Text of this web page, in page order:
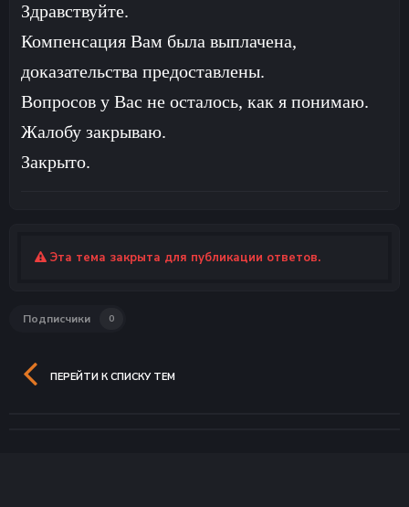
Здравствуйте.
Компенсация Вам была выплачена,
доказательства предоставлены.
Вопросов у Вас не осталось, как я понимаю.
Жалобу закрываю.
Закрыто.
Эта тема закрыта для публикации ответов.
Подписчики 0
ПЕРЕЙТИ К СПИСКУ ТЕМ